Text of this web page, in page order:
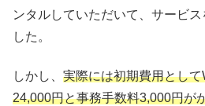
ンタルしていただいて、サービ
した。
しかし、 実際には初期費用とし
24,000円と事務手数料3,000円が